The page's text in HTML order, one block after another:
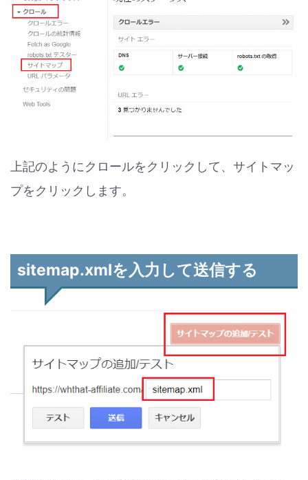
上記のようにクロールをクリックして、サイトマッ
プをクリックします。
sitemap.xmlを入力して送信する